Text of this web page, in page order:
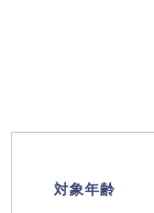
対象年齢